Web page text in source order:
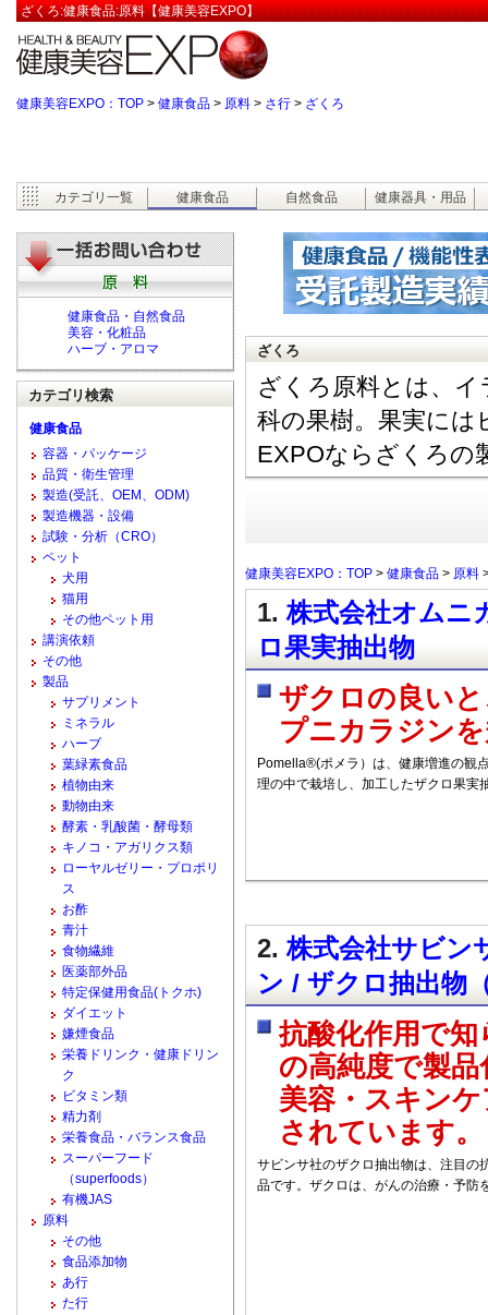
ざくろ:健康食品:原料【健康美容EXPO】
健康美容EXPO：TOP > 健康食品 > 原料 > さ行 > ざくろ
カテゴリ一覧 健康食品 自然食品 健康器具・用品
ざくろ
ざくろ原料とは、
科の果樹。果実に
EXPOならざくろの
健康美容EXPO：TOP > 健康食品 > 原料
1.株式会社オム
ロ果実抽出物
ザクロの良い
プニカラジン
Pomella®(ポメラ）は、健康増進の観
理の中で栽培し、加工したザクロ果実
2.株式会社サビン
ン / ザクロ抽出物
抗酸化作用で
の高純度で製品
美容・スキン
されています。
サビンサ社のザクロ抽出物は、注目の
品です。ザクロは、がんの治療・予防
健康食品・自然食品
美容・化粧品
ハーブ・アロマ
カテゴリ検索
健康食品
容器・パッケージ
品質・衛生管理
製造(受託、OEM、ODM)
製造機器・設備
試験・分析（CRO）
ペット
犬用
猫用
その他ペット用
講演依頼
その他
製品
サプリメント
ミネラル
ハーブ
葉緑素食品
植物由来
動物由来
酵素・乳酸菌・酵母類
キノコ・アガリクス類
ローヤルゼリー・プロポリ
ス
お酢
青汁
食物繊維
医薬部外品
特定保健用食品(トクホ)
ダイエット
嫌煙食品
栄養ドリンク・健康ドリン
ク
ビタミン類
精力剤
栄養食品・バランス食品
スーパーフード
（superfoods）
有機JAS
原料
その他
食品添加物
あ行
た行